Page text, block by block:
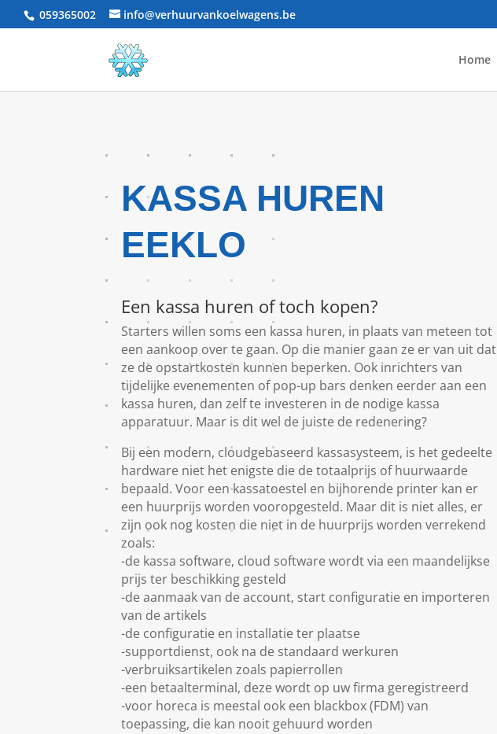
059365002 info@verhuurvankoelwagens.be
Home
KASSA HUREN
EEKLO
Een kassa huren of toch kopen?
Starters willen soms een kassa huren, in plaats van meteen tot
een aankoop over te gaan. Op die manier gaan ze er van uit dat
ze de opstartkosten kunnen beperken. Ook inrichters van
tijdelijke evenementen of pop-up bars denken eerder aan een
kassa huren, dan zelf te investeren in de nodige kassa
apparatuur. Maar is dit wel de juiste de redenering?
Bij een modern, cloudgebaseerd kassasysteem, is het gedeelte
hardware niet het enigste die de totaalprijs of huurwaarde
bepaald. Voor een kassatoestel en bijhorende printer kan er
een huurprijs worden vooropgesteld. Maar dit is niet alles, er
zijn ook nog kosten die niet in de huurprijs worden verrekend
zoals:
-de kassa software, cloud software wordt via een maandelijkse
prijs ter beschikking gesteld
-de aanmaak van de account, start configuratie en importeren
van de artikels
-de configuratie en installatie ter plaatse
-supportdienst, ook na de standaard werkuren
-verbruiksartikelen zoals papierrollen
-een betaalterminal, deze wordt op uw firma geregistreerd
-voor horeca is meestal ook een blackbox (FDM) van
toepassing, die kan nooit gehuurd worden